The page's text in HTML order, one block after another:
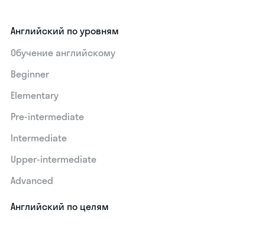
Английский по уровням
Обучение английскому
Beginner
Elementary
Pre-intermediate
Intermediate
Upper-intermediate
Advanced
Английский по целям